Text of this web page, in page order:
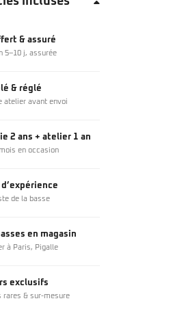
& assuré
5–10 j, assurée
& réglé
atelier avant envoi
2 ans + atelier 1 an
en occasion
de la basse
en magasin
à Paris, Pigalle
exclusifs
rares & sur-mesure